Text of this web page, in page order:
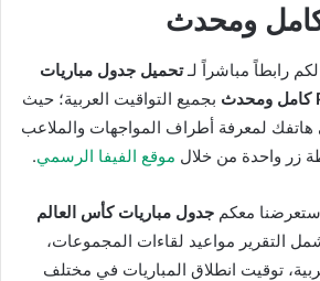
رابطاً مباشراً لـتحميل جدول مباريات
بجميع التواقيت العربية؛ حيث
هاتفك لمعرفة أطراف المواجهات والملاعب
زر واحدة من خلال موقع الفيفا الرسمي.
معكم جدول مباريات كأس العالم
التقرير مواعيد لقاءات المجموعات،
توقيت انطلاق المباريات في مختلف